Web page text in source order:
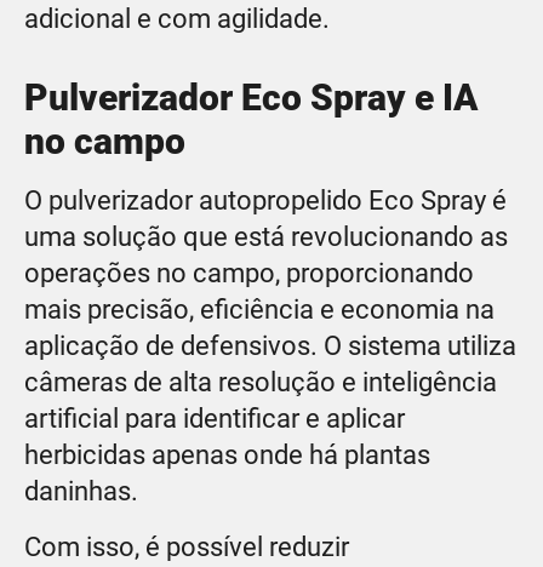
adicional e com agilidade.
Pulverizador Eco Spray e IA
no campo
O pulverizador autopropelido Eco Spray é
uma solução que está revolucionando as
operações no campo, proporcionando
mais precisão, eficiência e economia na
aplicação de defensivos. O sistema utiliza
câmeras de alta resolução e inteligência
artificial para identificar e aplicar
herbicidas apenas onde há plantas
daninhas.
Com isso, é possível reduzir